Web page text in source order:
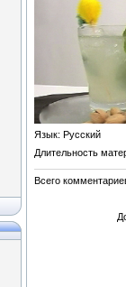
Язык: Русский
Длительность
Всего